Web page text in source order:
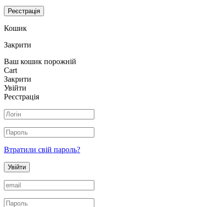
Реєстрація
Кошик
Закрити
Ваш кошик порожній
Cart
Закрити
Увійти
Реєстрація
Втратили свій пароль?
Увійти